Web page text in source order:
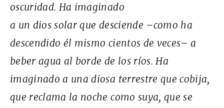
oscuridad. Ha imaginado
a un dios solar que desciende –como ha
descendido él mismo cientos de veces– a
beber agua al borde de los ríos. Ha
imaginado a una diosa terrestre que cobija,
que reclama la noche como suya, que se